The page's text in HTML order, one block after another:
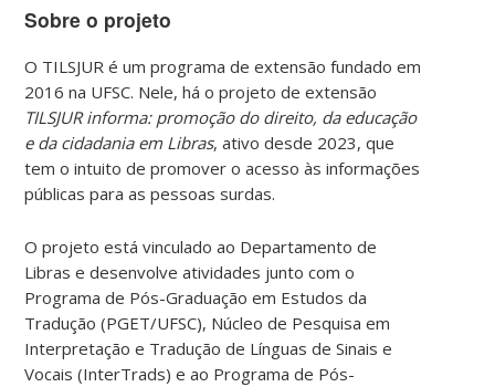
Sobre o projeto
O TILSJUR é um programa de extensão fundado em
2016 na UFSC. Nele, há o projeto de extensão
TILSJUR informa: promoção do direito, da educação
e da cidadania em Libras, ativo desde 2023, que
tem o intuito de promover o acesso às informações
públicas para as pessoas surdas.
O projeto está vinculado ao Departamento de
Libras e desenvolve atividades junto com o
Programa de Pós-Graduação em Estudos da
Tradução (PGET/UFSC), Núcleo de Pesquisa em
Interpretação e Tradução de Línguas de Sinais e
Vocais (InterTrads) e ao Programa de Pós-